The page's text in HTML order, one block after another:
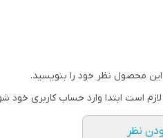
این محصول نظر خود را بنویسید.
است ابتدا وارد حساب کاربری خود
نظر